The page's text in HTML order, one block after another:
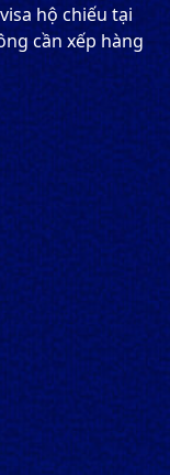
hộ chiếu tại
cần xếp hàng